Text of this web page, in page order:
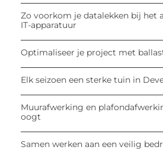
Zo voorkom je datalekken bij het
IT-apparatuur
Optimaliseer je project met
Elk seizoen een sterke tuin in
Muurafwerking en
oogt
Samen werken aan een veilig